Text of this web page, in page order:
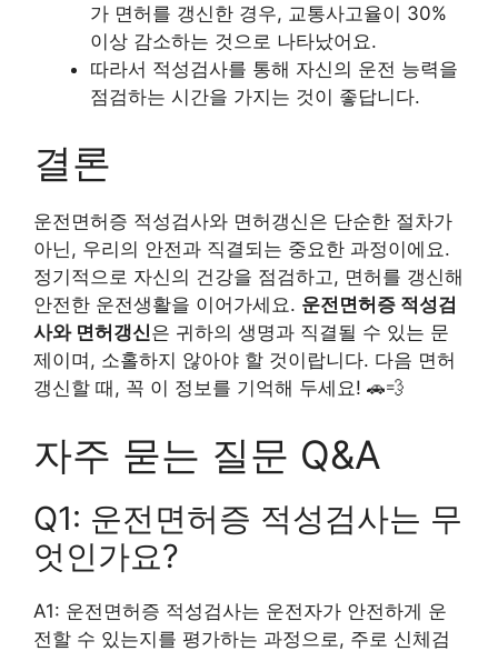
가 면허를 갱신한 경우, 교통사고율이 30%
이상 감소하는 것으로 나타났어요.
따라서 적성검사를 통해 자신의 운전 능력을
점검하는 시간을 가지는 것이 좋답니다.
결론
운전면허증 적성검사와 면허갱신은 단순한 절차가
아닌, 우리의 안전과 직결되는 중요한 과정이에요.
정기적으로 자신의 건강을 점검하고, 면허를 갱신해
안전한 운전생활을 이어가세요. 운전면허증 적성검
사와 면허갱신은 귀하의 생명과 직결될 수 있는 문
제이며, 소홀하지 않아야 할 것이랍니다. 다음 면허
갱신할 때, 꼭 이 정보를 기억해 두세요! 🚗💨
자주 묻는 질문 Q&A
Q1: 운전면허증 적성검사는 무
엇인가요?
A1: 운전면허증 적성검사는 운전자가 안전하게 운
전할 수 있는지를 평가하는 과정으로, 주로 신체검